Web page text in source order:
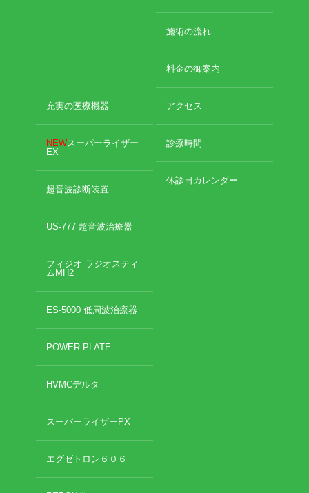
施術の流れ
料金の御案内
充実の医療機器
NEWスーパーライザー
EX
超音波診断装置
US-777 超音波治療器
フィジオ ラジオスティ
ムMH2
ES-5000 低周波治療器
POWER PLATE
HVMCデルタ
スーパーライザーPX
エグゼトロン６０６
アクセス
診療時間
休診日カレンダー